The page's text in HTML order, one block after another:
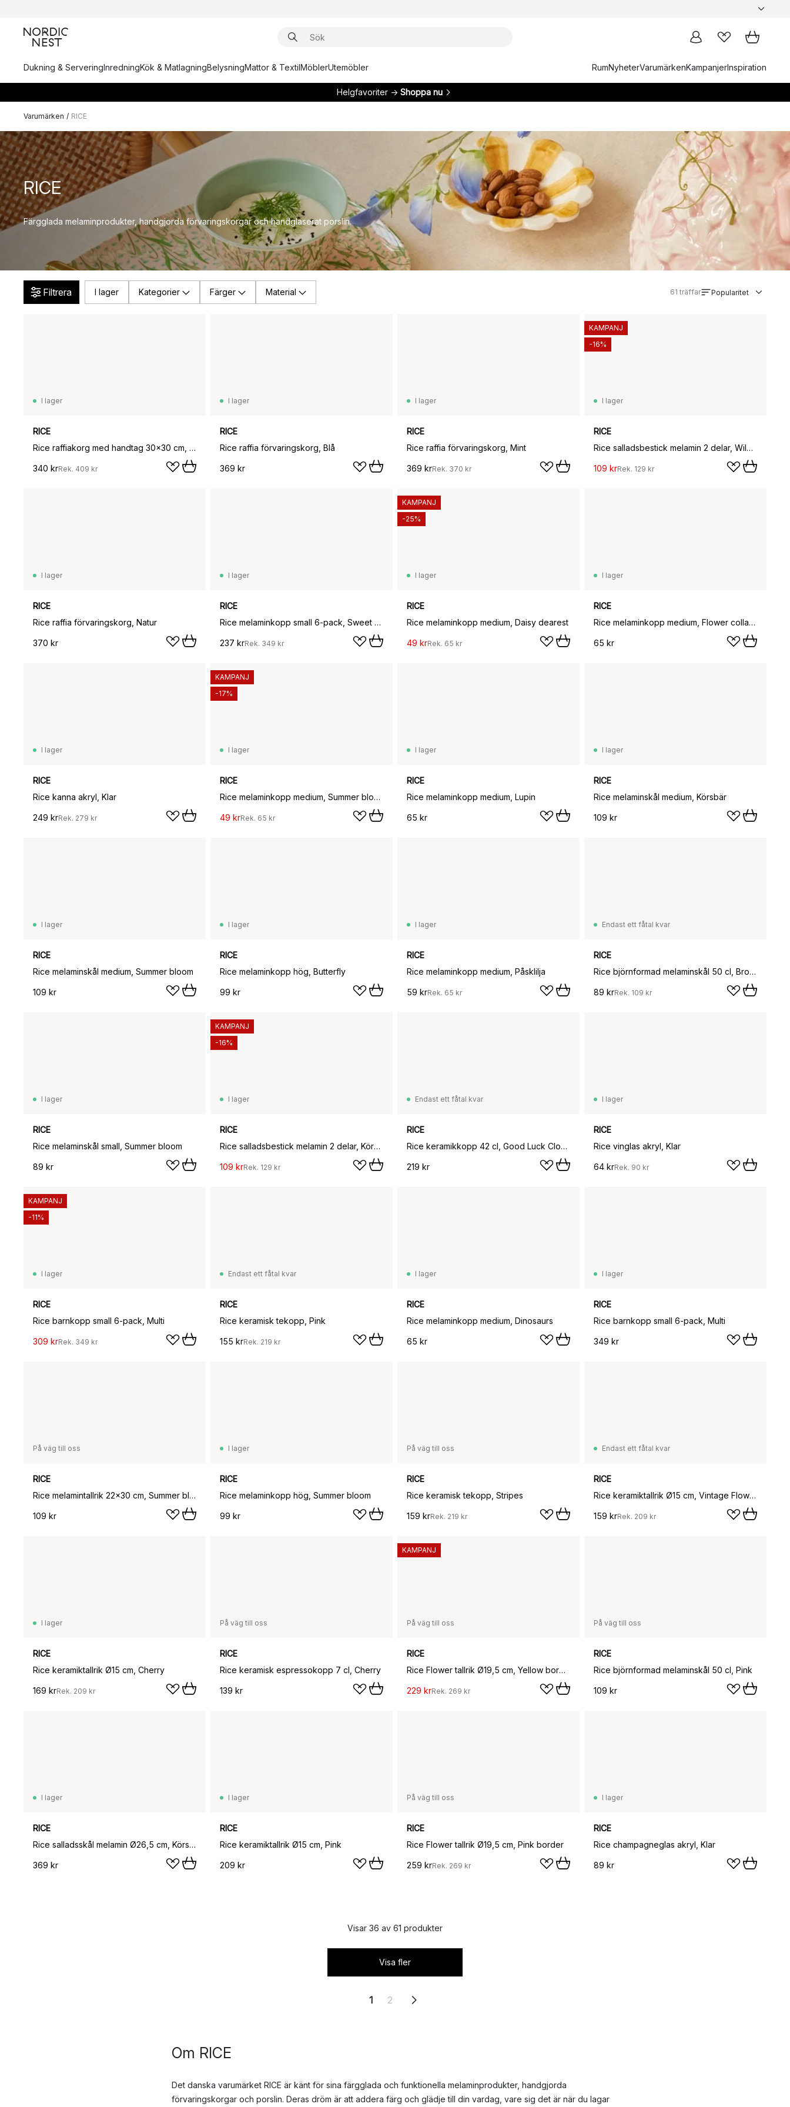
Dukning & ServeringInredningKök & MatlagningBelysningMattor & TextilMöblerUtemöbler RumNyheterVarumärkenKampanjerInspiration
Helgfavoriter → Shoppa nu
Varumärken / RICE
RICE
Färgglada melaminprodukter, handgjorda förvaringskorgar och handglaserat porslin.
Filtrera I lager Kategorier Färger Material 61 träffar Popularitet
I lager
RICE
Rice raffiakorg med handtag 30x30 cm, Red hearts
340 krRek. 409 kr
I lager
RICE
Rice raffia förvaringskorg, Blå
369 kr
I lager
RICE
Rice raffia förvaringskorg, Mint
369 krRek. 370 kr
I lager
RICE
Rice salladsbestick melamin 2 delar, Wild flowers
109 krRek. 129 kr
KAMPANJ
-16%
I lager
RICE
Rice raffia förvaringskorg, Natur
370 kr
I lager
RICE
Rice melaminkopp small 6-pack, Sweet Jungle
237 krRek. 349 kr
I lager
RICE
Rice melaminkopp medium, Daisy dearest
49 krRek. 65 kr
KAMPANJ
-25%
I lager
RICE
Rice melaminkopp medium, Flower collage
65 kr
I lager
RICE
Rice kanna akryl, Klar
249 krRek. 279 kr
I lager
RICE
Rice melaminkopp medium, Summer bloom
49 krRek. 65 kr
KAMPANJ
-17%
I lager
RICE
Rice melaminkopp medium, Lupin
65 kr
I lager
RICE
Rice melaminskål medium, Körsbär
109 kr
I lager
RICE
Rice melaminskål medium, Summer bloom
109 kr
I lager
RICE
Rice melaminkopp hög, Butterfly
99 kr
I lager
RICE
Rice melaminkopp medium, Påsklilja
59 krRek. 65 kr
Endast ett fåtal kvar
RICE
Rice björnformad melaminskål 50 cl, Brown
89 krRek. 109 kr
I lager
RICE
Rice melaminskål small, Summer bloom
89 kr
I lager
RICE
Rice salladsbestick melamin 2 delar, Körsbär
109 krRek. 129 kr
KAMPANJ
-16%
Endast ett fåtal kvar
RICE
Rice keramikkopp 42 cl, Good Luck Clover
219 kr
I lager
RICE
Rice vinglas akryl, Klar
64 krRek. 90 kr
I lager
RICE
Rice barnkopp small 6-pack, Multi
309 krRek. 349 kr
KAMPANJ
-11%
Endast ett fåtal kvar
RICE
Rice keramisk tekopp, Pink
155 krRek. 219 kr
I lager
RICE
Rice melaminkopp medium, Dinosaurs
65 kr
I lager
RICE
Rice barnkopp small 6-pack, Multi
349 kr
På väg till oss
RICE
Rice melamintallrik 22x30 cm, Summer bloom
109 kr
I lager
RICE
Rice melaminkopp hög, Summer bloom
99 kr
På väg till oss
RICE
Rice keramisk tekopp, Stripes
159 krRek. 219 kr
Endast ett fåtal kvar
RICE
Rice keramiktallrik Ø15 cm, Vintage Flower
159 krRek. 209 kr
I lager
RICE
Rice keramiktallrik Ø15 cm, Cherry
169 krRek. 209 kr
På väg till oss
RICE
Rice keramisk espressokopp 7 cl, Cherry
139 kr
På väg till oss
RICE
Rice Flower tallrik Ø19,5 cm, Yellow border
229 krRek. 269 kr
KAMPANJ
På väg till oss
RICE
Rice björnformad melaminskål 50 cl, Pink
109 kr
I lager
RICE
Rice salladsskål melamin Ø26,5 cm, Körsbär
369 kr
I lager
RICE
Rice keramiktallrik Ø15 cm, Pink
209 kr
På väg till oss
RICE
Rice Flower tallrik Ø19,5 cm, Pink border
259 krRek. 269 kr
I lager
RICE
Rice champagneglas akryl, Klar
89 kr
Visar 36 av 61 produkter
Visa fler
1 2
Om RICE
Det danska varumärket RICE är känt för sina färgglada och funktionella melaminprodukter, handgjorda
förvaringskorgar och porslin. Deras dröm är att addera färg och glädje till din vardag, vare sig det är när du lagar